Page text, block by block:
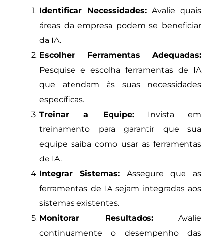
Identificar Necessidades: Avalie quais
áreas da empresa podem se beneficiar
da IA.
Escolher Ferramentas Adequadas:
Pesquise e escolha ferramentas de IA
que atendam às suas necessidades
específicas.
Treinar a Equipe:Invista em
treinamento para garantir que sua
equipe saiba como usar as ferramentas
de IA.
Integrar Sistemas:Assegure que as
ferramentas de IA sejam integradas aos
sistemas existentes.
Monitorar Resultados:Avalie
continuamente o desempenho das